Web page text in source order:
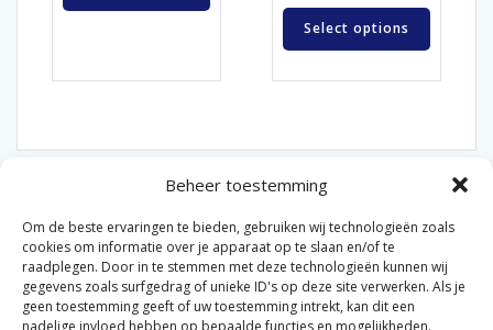
Beheer toestemming
Om de beste ervaringen te bieden, gebruiken wij technologieën zoals
cookies om informatie over je apparaat op te slaan en/of te
raadplegen. Door in te stemmen met deze technologieën kunnen wij
gegevens zoals surfgedrag of unieke ID's op deze site verwerken. Als je
geen toestemming geeft of uw toestemming intrekt, kan dit een
nadelige invloed hebben op bepaalde functies en mogelijkheden.
Select options
© 2026 Van der Bel Las en Radiateurenbedrijf.